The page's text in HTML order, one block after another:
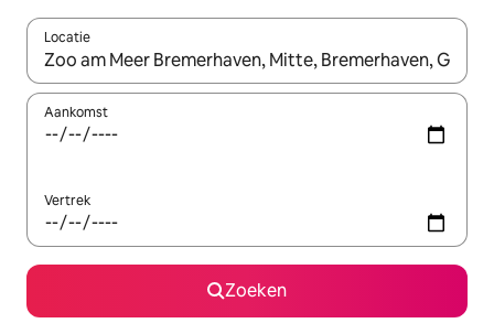
Locatie
Wanneer er resultaten beschikbaar zijn, maak je een keuze
Aankomst
Vertrek
Zoeken